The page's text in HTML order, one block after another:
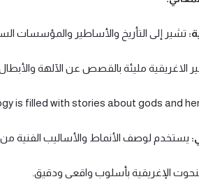
تشير إلى التأريخ والأساطير والمؤسسات
الاغريقية مليئة بالقصص عن الآلهة
يستخدم لوصف الأنماط والأساليب الفنية من
الإغريقية بأسلوب واقعي ودقيق.